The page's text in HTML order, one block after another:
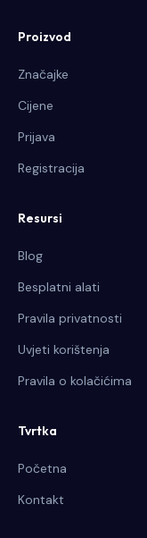
Proizvod
Značajke
Cijene
Prijava
Registracija
Resursi
Blog
Besplatni alati
Pravila privatnosti
Uvjeti korištenja
Pravila o kolačićima
Tvrtka
Početna
Kontakt